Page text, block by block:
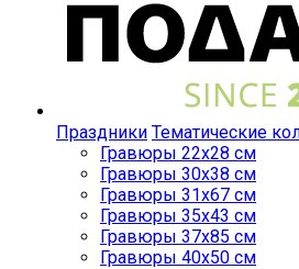
Праздники Тематические
Гравюры 22x28 см
Гравюры 30x38 см
Гравюры 31x67 см
Гравюры 35x43 см
Гравюры 37x85 см
Гравюры 40x50 см